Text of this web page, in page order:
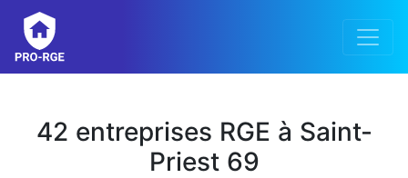
42 entreprises RGE à Saint-
Priest 69